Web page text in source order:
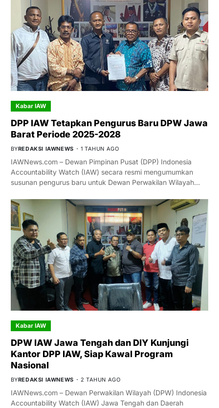
Kabar IAW
DPP IAW Tetapkan Pengurus Baru DPW Jawa
Barat Periode 2025-2028
BYREDAKSI IAWNEWS 1 TAHUN AGO
IAWNews.com – Dewan Pimpinan Pusat (DPP) Indonesia
Accountability Watch (IAW) secara resmi mengumumkan
susunan pengurus baru untuk Dewan Perwakilan Wilayah…
Kabar IAW
DPW IAW Jawa Tengah dan DIY Kunjungi
Kantor DPP IAW, Siap Kawal Program
Nasional
BYREDAKSI IAWNEWS 2 TAHUN AGO
IAWNews.com – Dewan Perwakilan Wilayah (DPW) Indonesia
Accountability Watch (IAW) Jawa Tengah dan Daerah